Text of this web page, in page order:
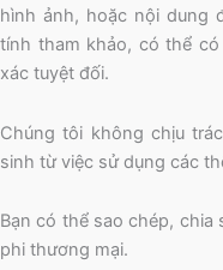
hình ảnh, hoặc nội dung
tính tham khảo, có thể
xác tuyệt đối.
Chúng tôi không chịu
sinh từ việc sử dụng các
Bạn có thể sao chép, chia
phi thương mại.